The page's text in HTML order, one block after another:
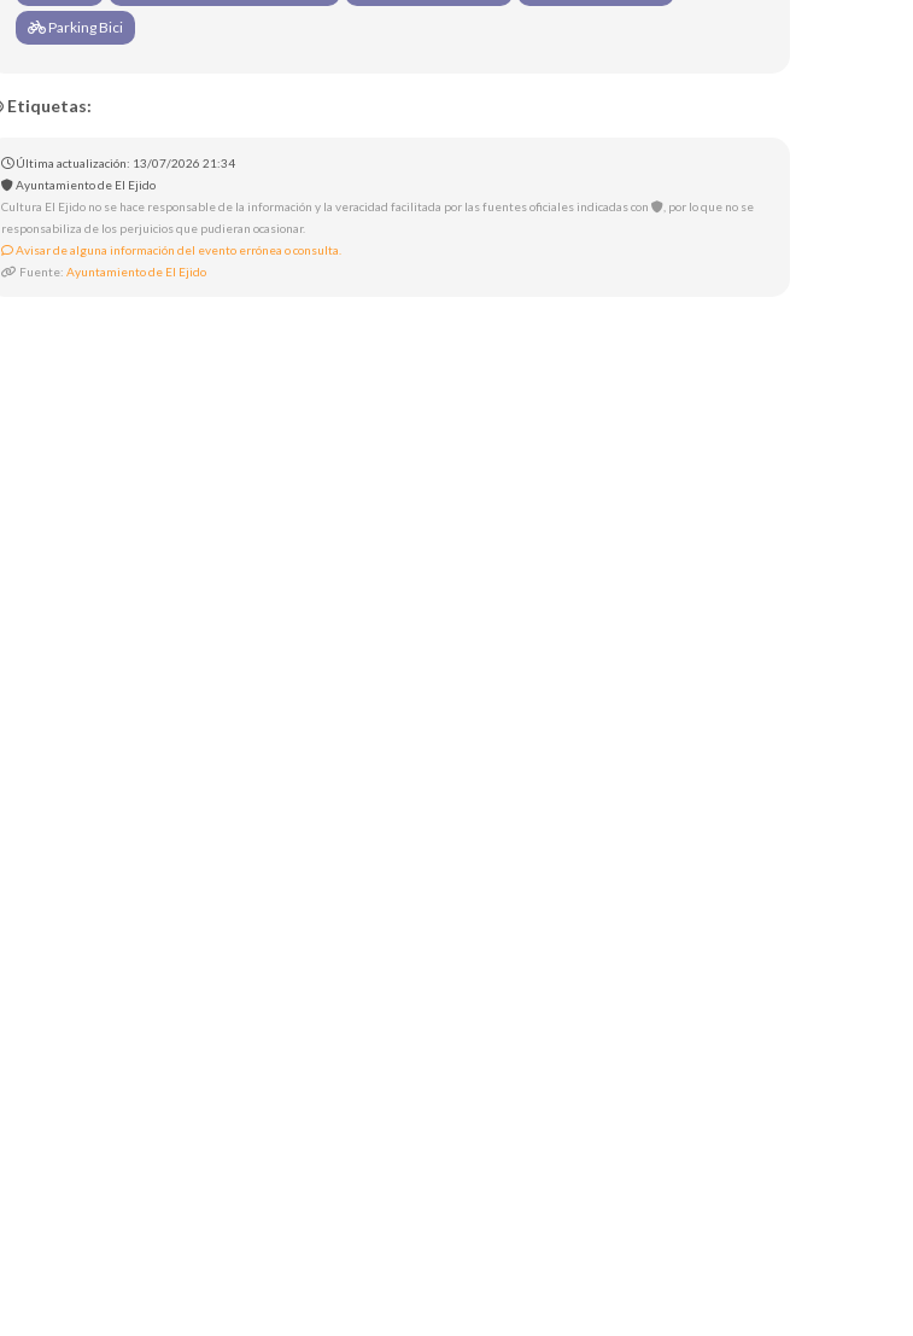
Parking Bici
Etiquetas:
Última actualización: 13/07/2026 21:34
Ayuntamiento de El Ejido
Cultura El Ejido no se hace responsable de la información y la veracidad facilitada por las fuentes oficiales indicadas con
, por lo que no se
responsabiliza de los perjuicios que pudieran ocasionar.
Avisar de alguna información del evento errónea o consulta.
Fuente:Ayuntamiento de El Ejido